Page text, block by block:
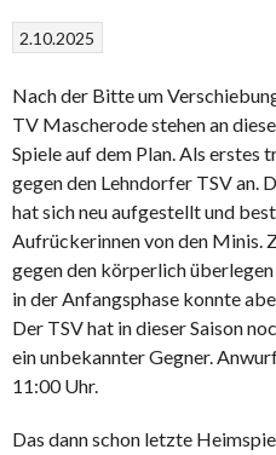
2.10.2025
Nach der Bitte um
TV Mascherode stehen an
Spiele auf dem Plan. Als erstes
gegen den Lehndorfer TSV an.
hat sich neu aufgestellt und
Aufrückerinnen von den Minis.
gegen den körperlich
in der Anfangsphase konnte
Der TSV hat in dieser Saison
ein unbekannter Gegner.
11:00 Uhr.
Das dann schon letzte